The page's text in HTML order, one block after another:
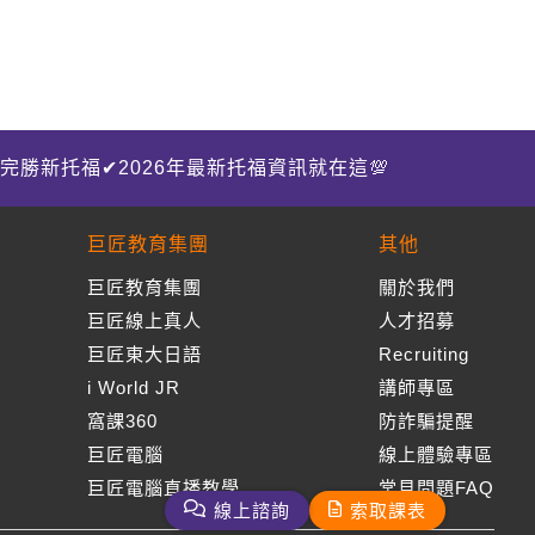
完勝新托福✔2026年最新托福資訊就在這💯
巨匠教育集團
巨匠教育集團
巨匠線上真人
巨匠東大日語
i World JR
窩課360
巨匠電腦
巨匠電腦直播教學
其他
關於我們
人才招募
Recruiting
講師專區
防詐騙提醒
線上體驗專區
常見問題FAQ
線上諮詢
索取課表